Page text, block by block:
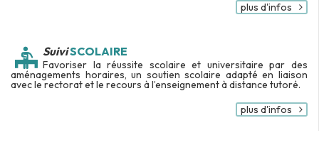
plus d'infos
SuiviSCOLAIRE
Favoriser la réussite scolaire et universitaire par des
aménagements horaires, un soutien scolaire adapté en liaison
avec le rectorat et le recours à l’enseignement à distance tutoré.
plus d'infos